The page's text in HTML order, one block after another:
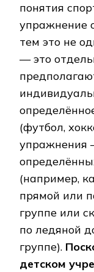
понятия
упражнение
тем это не
— это
(футбол,
упражнения
(например,
прямой или
группе или
по ледяной
группе).
детском